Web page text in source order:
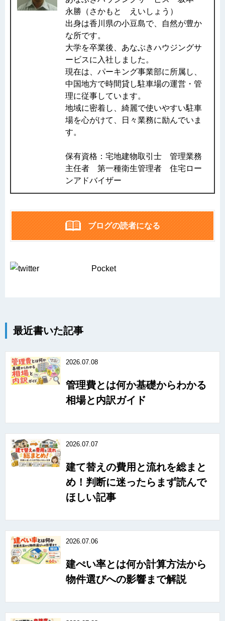
永勝（さかもと えいしょう）
出身は香川県の小豆島で、自然が豊か
な所です。
大学を卒業後、あなぶきハウジングサ
ービスに入社しました。
現在は、パーキング事業部に所属し、
中国地方で時間貸し駐車場の運営・管
理に従事しています。
地域に密着し、綺麗で使いやすい駐車
場を心がけて、日々業務に励んでいま
す。
保有資格：宅地建物取引士 管理業務
主任者 第一種衛生管理者 住宅ロー
ンアドバイザー
ブログの読者になる
Pocket
最近書いた記事
2026.07.08
管理費とは何か基礎からわかる
相場と内訳ガイド
2026.07.07
建て替えの費用と流れを総まと
め！判断に迷ったらまず読んで
ほしい記事
2026.07.06
建ぺい率とは何か計算方法から
物件選びへの影響まで解説